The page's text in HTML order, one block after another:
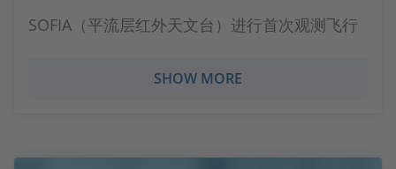
SOFIA（平流层红外天文台）进行首次观测飞行
SHOW MORE